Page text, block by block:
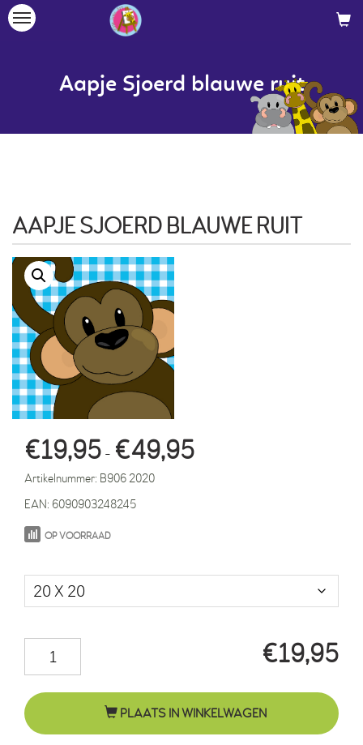
Toggle
Aapje Sjoerd blauwe ruit
AAPJE SJOERD BLAUWE RUIT
€19,95 - €49,95
Artikelnummer: B906 2020
EAN: 6090903248245
OP VOORRAAD
€19,95
Sjoerd
blauwe
PLAATS IN WINKELWAGEN